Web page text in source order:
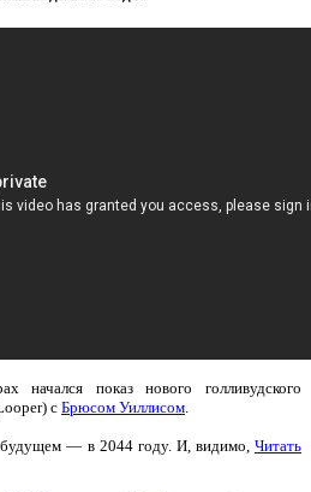
начался показ нового голливудского
с Брюсом Уиллисом
— в 2044 году. И, видимо, Читать